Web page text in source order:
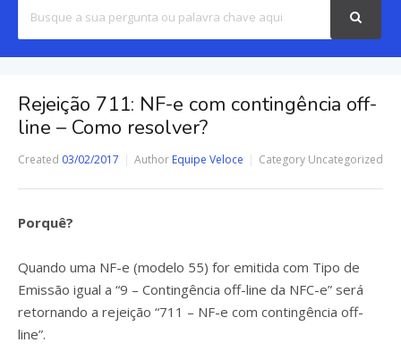
For
Rejeição 711: NF-e com contingência off-
line – Como resolver?
Created 03/02/2017 Author Equipe Veloce Category Uncategorized
Porquê?
Quando uma NF-e (modelo 55) for emitida com Tipo de
Emissão igual a “9 – Contingência off-line da NFC-e” será
retornando a rejeição “711 – NF-e com contingência off-
line”.